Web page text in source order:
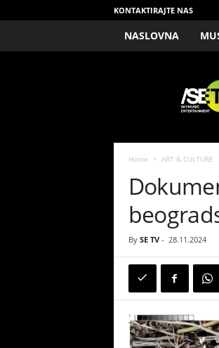
KONTAKTIRAJTE NAS
NASLOVNA
Home ART & CULTURE
By SE TV- 28.11.2024